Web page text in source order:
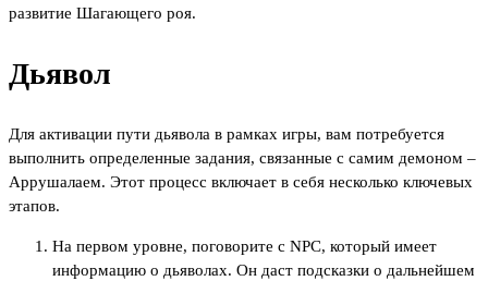
развитие Шагающего роя.
Дьявол
Для активации пути дьявола в рамках игры, вам потребуется
выполнить определенные задания, связанные с самим демоном –
Аррушалаем. Этот процесс включает в себя несколько ключевых
этапов.
На первом уровне, поговорите с NPC, который имеет
информацию о дьяволах. Он даст подсказки о дальнейшем